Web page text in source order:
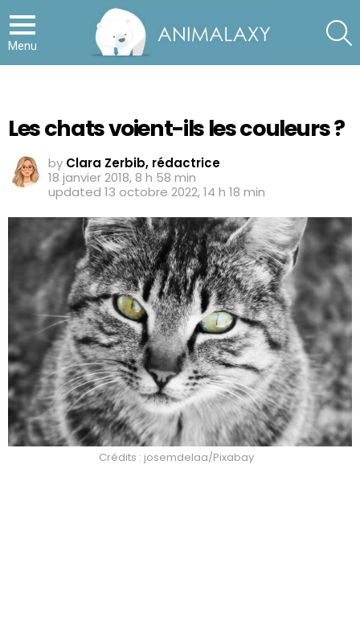
Menu
Les chats voient-ils les couleurs ?
by Clara Zerbib, rédactrice
18 janvier 2018, 8 h 58 min
updated 13 octobre 2022, 14 h 18 min
Crédits : josemdelaa/Pixabay